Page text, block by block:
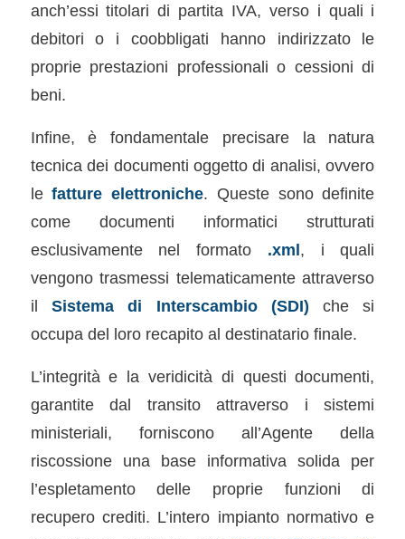
anch’essi titolari di partita IVA, verso i quali i
debitori o i coobbligati hanno indirizzato le
proprie prestazioni professionali o cessioni di
beni.
Infine, è fondamentale precisare la natura
tecnica dei documenti oggetto di analisi, ovvero
lefatture elettroniche. Queste sono definite
come documenti informatici strutturati
esclusivamente nel formato .xml, i quali
vengono trasmessi telematicamente attraverso
il Sistema di Interscambio (SDI) che si
occupa del loro recapito al destinatario finale.
L’integrità e la veridicità di questi documenti,
garantite dal transito attraverso i sistemi
ministeriali, forniscono all’Agente della
riscossione una base informativa solida per
l’espletamento delle proprie funzioni di
recupero crediti. L’intero impianto normativo e